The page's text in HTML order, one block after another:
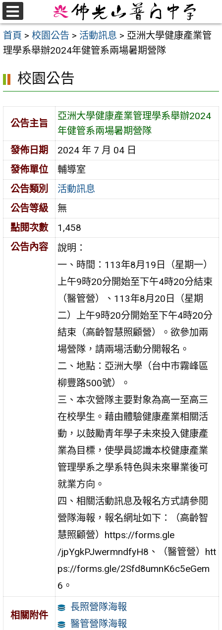
跳
至
主
要
首頁 > 校園公告 > 活動訊息 > 亞洲大學健康產業管
理學系舉辦2024年健管系兩場暑期營隊
校園公告
公告主旨
亞洲大學健康產業管理學系舉辦2024
年健管系兩場暑期營隊
發佈日期
2024 年 7 月 04 日
發佈單位
輔導室
公告類別
活動訊息
公告等級
無
點閱次數
1,458
公告內容
說明：
一、時間：113年8月19日（星期一）
上午9時20分開始至下午4時20分結束
（醫管營）、113年8月20日（星期
二）上午9時20分開始至下午4時20分
結束（高齡智慧照顧營）。欲參加兩
場營隊，請兩場活動分開報名。
二、地點：亞洲大學（台中巿霧峰區
柳豐路500號）。
三、本次營隊主要對象為高一至高三
在校學生。藉由體驗健康產業相關活
動，以鼓勵青年學子未來投入健康產
業為目標，使學員認識本校健康產業
管理學系之學系特色與未來畢業後可
就業方向。
四、相關活動訊息及報名方式請參閱
營隊海報，報名網址如下：（高齡智
慧照顧營）https://forms.gle
/jpYgkPJwermndfyH8、（醫管營）htt
ps://forms.gle/2Sfd8umnK6c5eGem
6。
相關附件
長照營隊海報
醫管營隊海報
選
單